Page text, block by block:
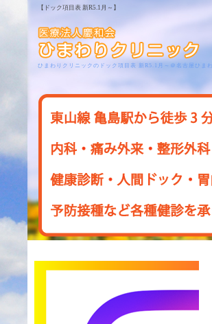
【ドック項目表 新R5.1月～】
ひまわりクリニックのドック項目表 新R5.1月～＠名古屋ひま